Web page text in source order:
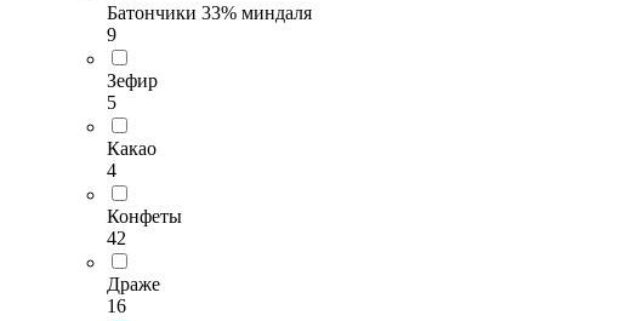
Батончики 33% миндаля
9
Зефир
5
Какао
4
Конфеты
42
Драже
16